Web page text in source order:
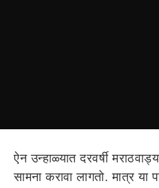
ऐन उन्हाळ्यात दरवर्षी
सामना करावा लागतो. मात्र या